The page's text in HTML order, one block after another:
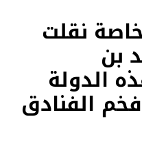
نقلت
بن
الدولة
الفنادق